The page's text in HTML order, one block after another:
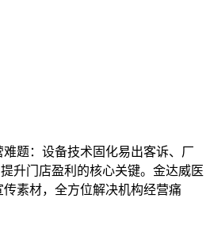
题：设备技术固化易出客诉、厂
升门店盈利的核心关键。金达威医
素材，全方位解决机构经营痛